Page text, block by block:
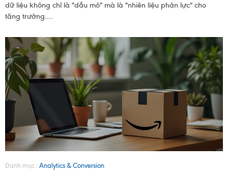
dữ liệu không chỉ là "dầu mỏ" mà là "nhiên liệu phản lực" cho
tăng trưởng....
Danh mục : Analytics & Conversion